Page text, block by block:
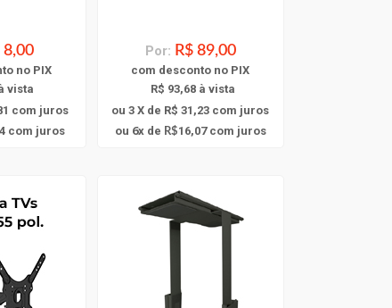
8,00
no PIX
vista
com juros
com juros
Por: R$ 89,00
com desconto no PIX
R$ 93,68 à vista
ou 3 X de R$ 31,23 com juros
ou 6x de R$16,07com juros